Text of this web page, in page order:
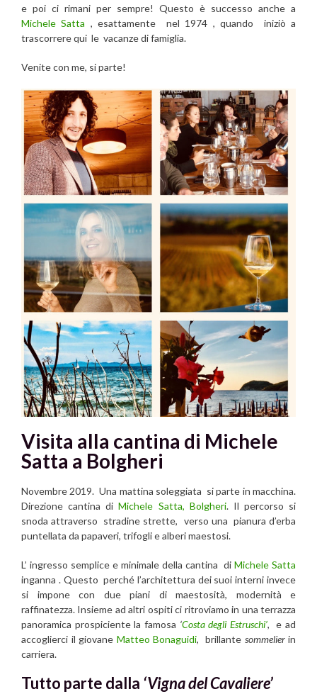
e poi ci rimani per sempre! Questo è successo anche a
Michele Satta , esattamente nel 1974 , quando iniziò a
trascorrere qui le vacanze di famiglia.
Venite con me, si parte!
Visita alla cantina di Michele
Satta a Bolgheri
Novembre 2019. Una mattina soleggiata si parte in macchina.
Direzione cantina diMichele Satta, Bolgheri. Il percorso si
snoda attraverso stradine strette, verso una pianura d’erba
puntellata da papaveri, trifogli e alberi maestosi.
L’ ingresso semplice e minimale della cantina di Michele Satta
inganna . Questo perché l’architettura dei suoi interni invece
si impone con due piani di maestosità, modernità e
raffinatezza. Insieme ad altri ospiti ci ritroviamo in una terrazza
panoramica prospiciente la famosa ‘Costa degli Estruschi’, e ad
accoglierci il giovane Matteo Bonaguidi, brillante sommelier in
carriera.
Tutto parte dalla ‘Vigna del Cavaliere’